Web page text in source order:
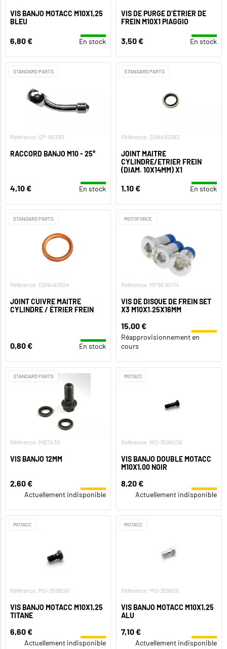
VIS BANJO MOTACC M10X1,25
BLEU
6,80 € En stock
VIS DE PURGE D’ÉTRIER DE
FREIN M10X1 PIAGGIO
3,50 € En stock
STANDARD PARTS
Référence: SP-90790
RACCORD BANJO M10 - 25°
4,10 € En stock
STANDARD PARTS
Référence: CGN492583
JOINT MAITRE
CYLINDRE/ETRIER FREIN
(DIAM. 10X14MM) X1
1,10 € En stock
STANDARD PARTS
Référence: CGN483804
JOINT CUIVRE MAITRE
CYLINDRE / ÉTRIER FREIN
0,80 € En stock
MOTOFORCE
Référence: MF96.90114
VIS DE DISQUE DE FREIN SET
X3 M10X1.25X16MM
15,00 €
Réapprovisionnement en
cours
STANDARD PARTS
Référence: MB7430
VIS BANJO 12MM
2,60 €
Actuellement indisponible
MOTACC
Référence: MO-3598038
VIS BANJO DOUBLE MOTACC
M10X1,00 NOIR
8,20 €
Actuellement indisponible
MOTACC
Référence: MO-3598061
VIS BANJO MOTACC M10X1,25
TITANE
6,60 €
Actuellement indisponible
MOTACC
Référence: MO-359806
VIS BANJO MOTACC M10X1,25
ALU
7,10 €
Actuellement indisponible